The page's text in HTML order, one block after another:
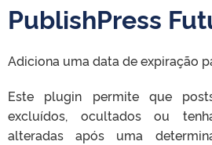
INTERNACIONAL
TELEFONES
PublishPress
Adiciona uma data de expiração
Este plugin permite que
excluídos, ocultados ou
alteradas após uma